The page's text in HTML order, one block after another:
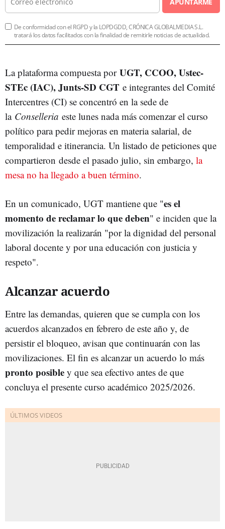
De conformidad con el RGPD y la LOPDGDD, CRÓNICA GLOBALMEDIA S.L.
tratará los datos facilitados con la finalidad de remitirle noticias de actualidad.
La plataforma compuesta por UGT, CCOO, Ustec-
STEc (IAC), Junts-SD CGT e integrantes del Comité
Intercentres (CI) se concentró en la sede de
la Conselleria este lunes nada más comenzar el curso
político para pedir mejoras en materia salarial, de
temporalidad e itinerancia. Un listado de peticiones que
compartieron desde el pasado julio, sin embargo, la
mesa no ha llegado a buen término.
En un comunicado, UGT mantiene que "es el
momento de reclamar lo que deben" e inciden que la
movilización la realizarán "por la dignidad del personal
laboral docente y por una educación con justicia y
respeto".
Alcanzar acuerdo
Entre las demandas, quieren que se cumpla con los
acuerdos alcanzados en febrero de este año y, de
persistir el bloqueo, avisan que continuarán con las
movilizaciones. El fin es alcanzar un acuerdo lo más
pronto posible y que sea efectivo antes de que
concluya el presente curso académico 2025/2026.